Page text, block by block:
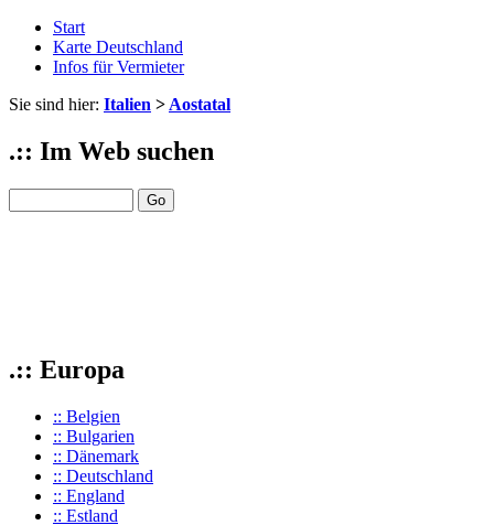
Start
Karte Deutschland
Infos für Vermieter
Sie sind hier: Italien > Aostatal
.:: Im Web suchen
.:: Europa
:: Belgien
:: Bulgarien
:: Dänemark
:: Deutschland
:: England
:: Estland